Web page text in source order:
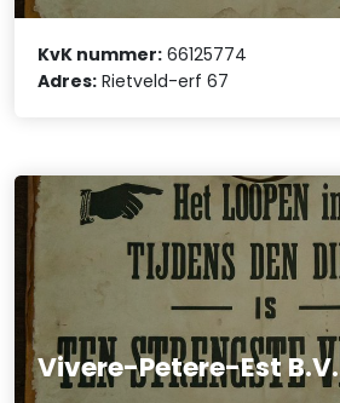
KvK nummer: 66125774
Adres: Rietveld-erf 67
Vivere-Petere-Est B.V.